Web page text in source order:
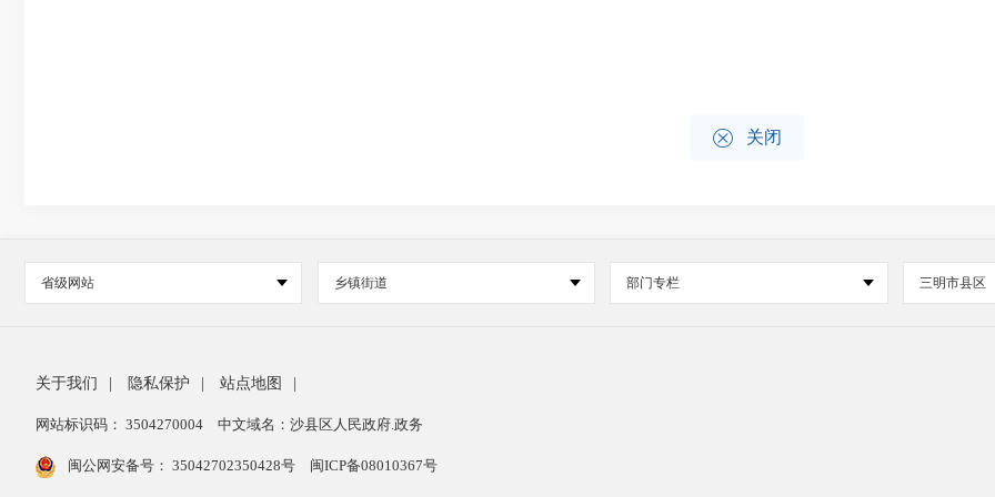
 关闭
省级网站 乡镇街道 部门专栏 三明市县区
关于我们 隐私保护 站点地图
网站标识码： 3504270004 中文域名：沙县区人民政府.政务
闽公网安备号： 35042702350428号 闽ICP备08010367号